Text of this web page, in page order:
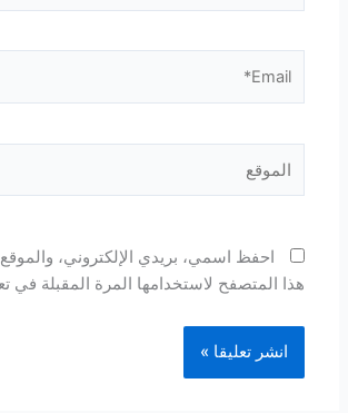
احفظ اسمي، بريدي الإلكتروني،
هذا المتصفح لاستخدامها المرة المقبلة في